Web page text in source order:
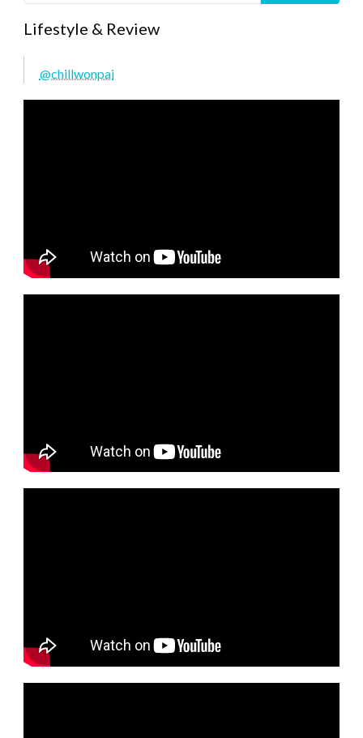
Lifestyle & Review
@chillwonpai